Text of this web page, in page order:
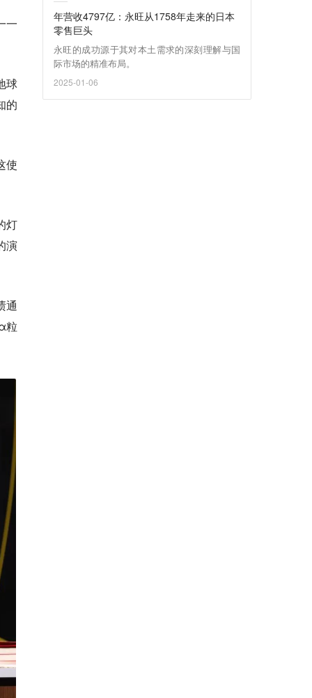
一
球
的
使
灯
演
通
粒
年营收4797亿：永旺从1758年走来的日本
零售巨头
永旺的成功源于其对本土需求的深刻理解与国
际市场的精准布局。
2025-01-06